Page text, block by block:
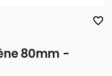
favorite_border
80mm -